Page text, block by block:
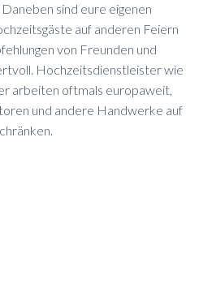
sind eure eigenen
auf anderen Feiern
von Freunden und
Hochzeitsdienstleister wie
arbeiten oftmals europaweit,
und andere Handwerke auf